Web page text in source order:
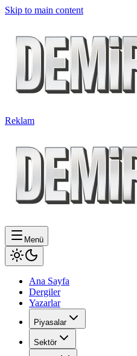
Skip to main content
Reklam
Menü
Ana Sayfa
Dergiler
Yazarlar
Piyasalar
Sektör